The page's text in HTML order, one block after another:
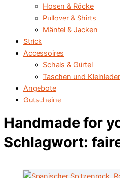
Hosen & Röcke
Pullover & Shirts
Mäntel & Jacken
Strick
Accessoires
Schals & Gürtel
Taschen und Kleinleder
Angebote
Gutscheine
Handmade for
Schlagwort: